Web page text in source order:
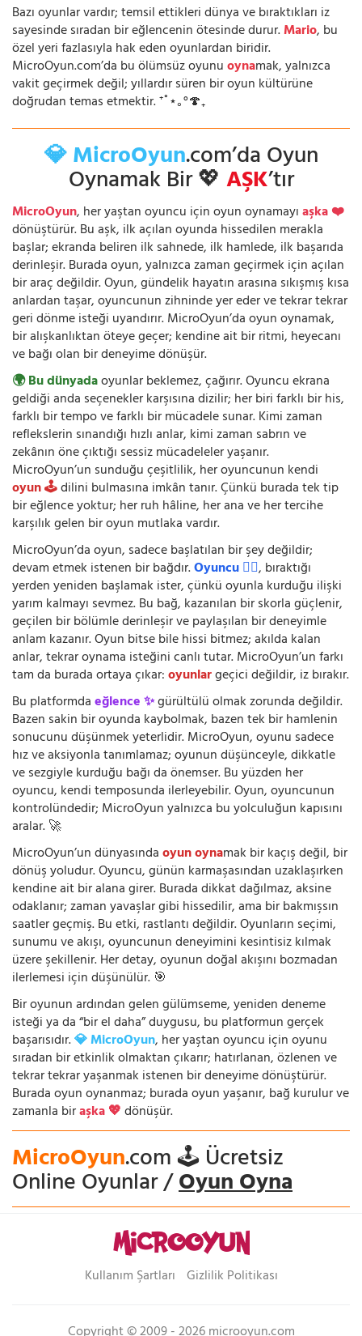
Bazı oyunlar vardır; temsil ettikleri dünya ve bıraktıkları iz
sayesinde sıradan bir eğlencenin ötesinde durur.Mario, bu
özel yeri fazlasıyla hak eden oyunlardan biridir.
MicroOyun.com’da bu ölümsüz oyunuoynamak, yalnızca
vakit geçirmek değil; yıllardır süren bir oyun kültürüne
doğrudan temas etmektir. ⁺˚⋆｡°🍄₊
💎 MicroOyun.com’da Oyun
Oynamak Bir 💖AŞK’tır
MicroOyun, her yaştan oyuncu için oyun oynamayıaşka ❤️
dönüştürür. Bu aşk, ilk açılan oyunda hissedilen merakla
başlar; ekranda beliren ilk sahnede, ilk hamlede, ilk başarıda
derinleşir. Burada oyun, yalnızca zaman geçirmek için açılan
bir araç değildir. Oyun, gündelik hayatın arasına sıkışmış kısa
anlardan taşar, oyuncunun zihninde yer eder ve tekrar tekrar
geri dönme isteği uyandırır. MicroOyun’da oyun oynamak,
bir alışkanlıktan öteye geçer; kendine ait bir ritmi, heyecanı
ve bağı olan bir deneyime dönüşür.
🌍 Bu dünyadaoyunlar beklemez, çağırır. Oyuncu ekrana
geldiği anda seçenekler karşısına dizilir; her biri farklı bir his,
farklı bir tempo ve farklı bir mücadele sunar. Kimi zaman
reflekslerin sınandığı hızlı anlar, kimi zaman sabrın ve
zekânın öne çıktığı sessiz mücadeleler yaşanır.
MicroOyun’un sunduğu çeşitlilik, her oyuncunun kendi
oyun 🕹️dilini bulmasına imkân tanır. Çünkü burada tek tip
bir eğlence yoktur; her ruh hâline, her ana ve her tercihe
karşılık gelen bir oyun mutlaka vardır.
MicroOyun’da oyun, sadece başlatılan bir şey değildir;
devam etmek istenen bir bağdır.Oyuncu 🧍‍♂️, bıraktığı
yerden yeniden başlamak ister, çünkü oyunla kurduğu ilişki
yarım kalmayı sevmez. Bu bağ, kazanılan bir skorla güçlenir,
geçilen bir bölümle derinleşir ve paylaşılan bir deneyimle
anlam kazanır. Oyun bitse bile hissi bitmez; akılda kalan
anlar, tekrar oynama isteğini canlı tutar. MicroOyun’un farkı
tam da burada ortaya çıkar:oyunlargeçici değildir, iz bırakır.
Bu platformdaeğlence ✨gürültülü olmak zorunda değildir.
Bazen sakin bir oyunda kaybolmak, bazen tek bir hamlenin
sonucunu düşünmek yeterlidir. MicroOyun, oyunu sadece
hız ve aksiyonla tanımlamaz; oyunun düşünceyle, dikkatle
ve sezgiyle kurduğu bağı da önemser. Bu yüzden her
oyuncu, kendi temposunda ilerleyebilir. Oyun, oyuncunun
kontrolündedir; MicroOyun yalnızca bu yolculuğun kapısını
aralar. 🚀
MicroOyun’un dünyasındaoyun oynamak bir kaçış değil, bir
dönüş yoludur. Oyuncu, günün karmaşasından uzaklaşırken
kendine ait bir alana girer. Burada dikkat dağılmaz, aksine
odaklanır; zaman yavaşlar gibi hissedilir, ama bir bakmışsın
saatler geçmiş. Bu etki, rastlantı değildir. Oyunların seçimi,
sunumu ve akışı, oyuncunun deneyimini kesintisiz kılmak
üzere şekillenir. Her detay, oyunun doğal akışını bozmadan
ilerlemesi için düşünülür. 🎯
Bir oyunun ardından gelen gülümseme, yeniden deneme
isteği ya da “bir el daha” duygusu, bu platformun gerçek
başarısıdır.💎 MicroOyun, her yaştan oyuncu için oyunu
sıradan bir etkinlik olmaktan çıkarır; hatırlanan, özlenen ve
tekrar tekrar yaşanmak istenen bir deneyime dönüştürür.
Burada oyun oynanmaz; burada oyun yaşanır, bağ kurulur ve
zamanla biraşka 💖dönüşür.
MicroOyun.com 🕹️ Ücretsiz
Online Oyunlar /Oyun Oyna
Kullanım Şartları Gizlilik Politikası